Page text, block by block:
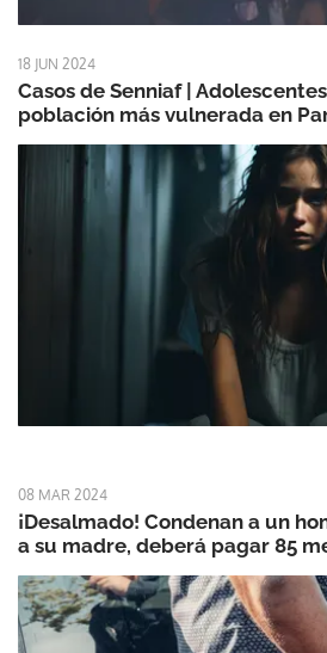
18 JUN 2024
Casos de Senniaf |
población más vulnerada en
08 MAR 2024
¡Desalmado! Condenan a un
a su madre, deberá pagar 85